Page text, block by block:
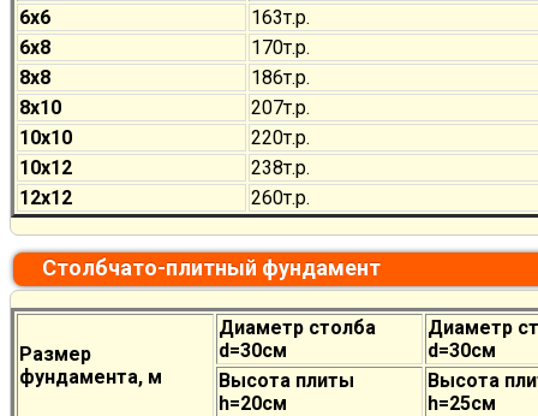
6х6
163т.р.
6х8
170т.р.
8х8
186т.р.
8х10
207т.р.
10х10
220т.р.
10х12
238т.р.
12х12
260т.р.
Столбчато-плитный фундамент
Размер
фундамента, м
Диаметр столба
d=30см
Диаметр
d=30см
Высота плиты
h=20см
Высота
h=25см